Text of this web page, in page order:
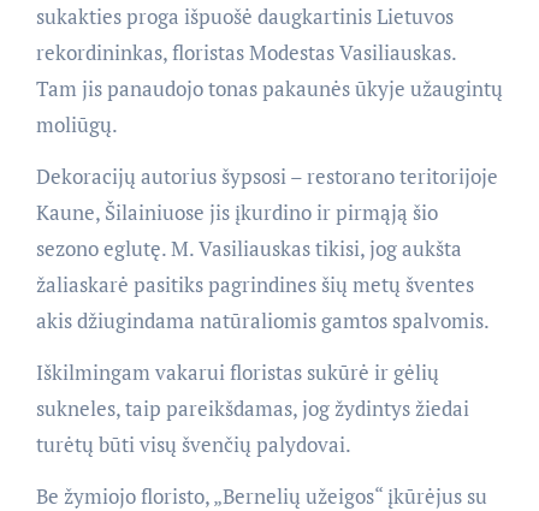
sukakties proga išpuošė daugkartinis Lietuvos
rekordininkas, floristas Modestas Vasiliauskas.
Tam jis panaudojo tonas pakaunės ūkyje užaugintų
moliūgų.
Dekoracijų autorius šypsosi – restorano teritorijoje
Kaune, Šilainiuose jis įkurdino ir pirmąją šio
sezono eglutę. M. Vasiliauskas tikisi, jog aukšta
žaliaskarė pasitiks pagrindines šių metų šventes
akis džiugindama natūraliomis gamtos spalvomis.
Iškilmingam vakarui floristas sukūrė ir gėlių
sukneles, taip pareikšdamas, jog žydintys žiedai
turėtų būti visų švenčių palydovai.
Be žymiojo floristo, „Bernelių užeigos“ įkūrėjus su